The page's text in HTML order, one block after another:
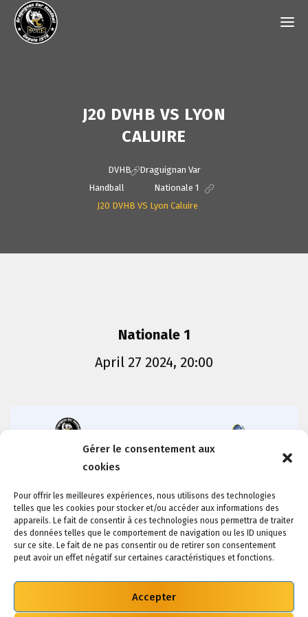
Gérer le consentement aux
cookies
Pour offrir les meilleures expériences, nous utilisons des technologies
telles que les cookies pour stocker et/ou accéder aux informations des
appareils. Le fait de consentir à ces technologies nous permettra de traiter
des données telles que le comportement de navigation ou les ID uniques
sur ce site. Le fait de ne pas consentir ou de retirer son consentement
peut avoir un effet négatif sur certaines caractéristiques et fonctions.
Accepter
J20 DVHB VS LYON
CALUIRE
DVHB - Draguignan Var
Handball
Nationale 1
J20 DVHB VS Lyon Caluire
Nationale 1
April 27 2024, 20:00
Draguignan Var
26-
26
© 2022-2026 Draguignan Var Handball.